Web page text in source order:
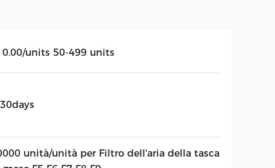
units 50-499 units
unità/unità per Filtro dell'aria della tasca